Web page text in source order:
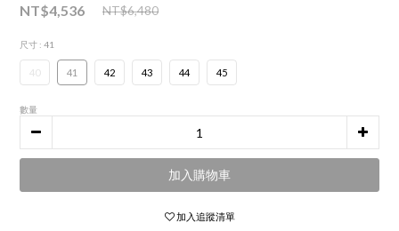
NT$4,536 NT$6,480
尺寸 : 41
40 41 42 43 44 45
數量
加入購物車
加入追蹤清單